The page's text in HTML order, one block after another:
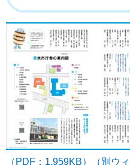
（PDF：1,959KB）（別ウ